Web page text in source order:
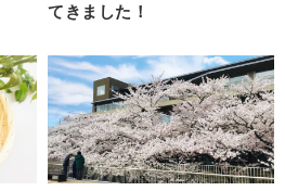
てきました！